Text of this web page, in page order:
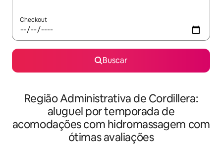
Checkout
Buscar
Região Administrativa de Cordillera:
aluguel por temporada de
acomodações com hidromassagem com
ótimas avaliações